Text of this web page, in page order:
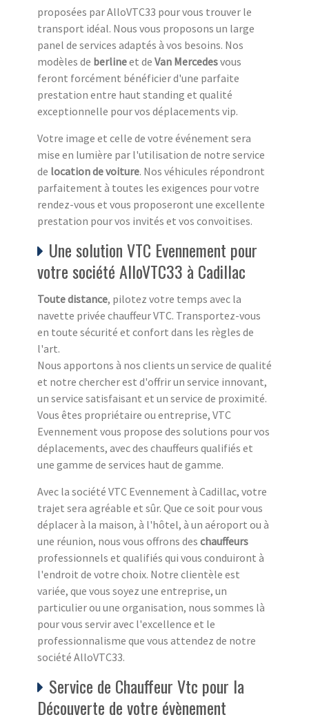
proposées par AlloVTC33 pour vous trouver le
transport idéal. Nous vous proposons un large
panel de services adaptés à vos besoins. Nos
modèles de berlineet de Van Mercedesvous
feront forcément bénéficier d'une parfaite
prestation entre haut standing et qualité
exceptionnelle pour vos déplacements vip.
Votre image et celle de votre événement sera
mise en lumière par l'utilisation de notre service
de location de voiture. Nos véhicules répondront
parfaitement à toutes les exigences pour votre
rendez-vous et vous proposeront une excellente
prestation pour vos invités et vos convoitises.
Une solution VTC Evennement pour
votre société AlloVTC33 à Cadillac
Toute distance, pilotez votre temps avec la
navette privée chauffeur VTC. Transportez-vous
en toute sécurité et confort dans les règles de
l'art.
Nous apportons à nos clients un service de qualité
et notre chercher est d'offrir un service innovant,
un service satisfaisant et un service de proximité.
Vous êtes propriétaire ou entreprise, VTC
Evennement vous propose des solutions pour vos
déplacements, avec des chauffeurs qualifiés et
une gamme de services haut de gamme.
Avec la société VTC Evennement à Cadillac, votre
trajet sera agréable et sûr. Que ce soit pour vous
déplacer à la maison, à l'hôtel, à un aéroport ou à
une réunion, nous vous offrons des chauffeurs
professionnels et qualifiés qui vous conduiront à
l'endroit de votre choix. Notre clientèle est
variée, que vous soyez une entreprise, un
particulier ou une organisation, nous sommes là
pour vous servir avec l'excellence et le
professionnalisme que vous attendez de notre
société AlloVTC33.
Service de Chauffeur Vtc pour la
Découverte de votre évènement